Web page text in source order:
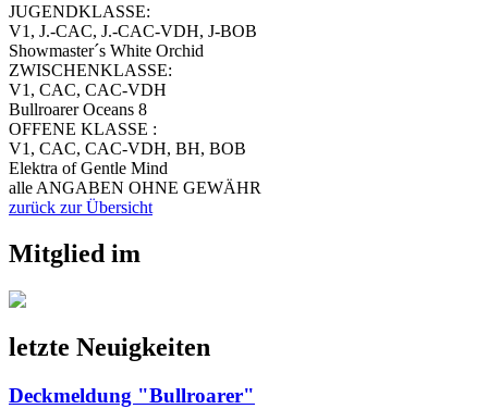
JUGENDKLASSE:
V1, J.-CAC, J.-CAC-VDH, J-BOB
Showmaster´s White Orchid
ZWISCHENKLASSE:
V1, CAC, CAC-VDH
Bullroarer Oceans 8
OFFENE KLASSE :
V1, CAC, CAC-VDH, BH, BOB
Elektra of Gentle Mind
alle ANGABEN OHNE GEWÄHR
zurück zur Übersicht
Mitglied im
letzte Neuigkeiten
Deckmeldung "Bullroarer"